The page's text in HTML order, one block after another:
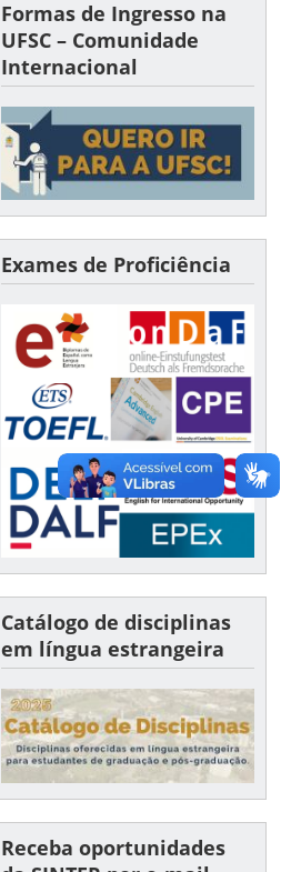
Formas de Ingresso na
UFSC – Comunidade
Internacional
Exames de Proficiência
Catálogo de disciplinas
em língua estrangeira
Receba oportunidades